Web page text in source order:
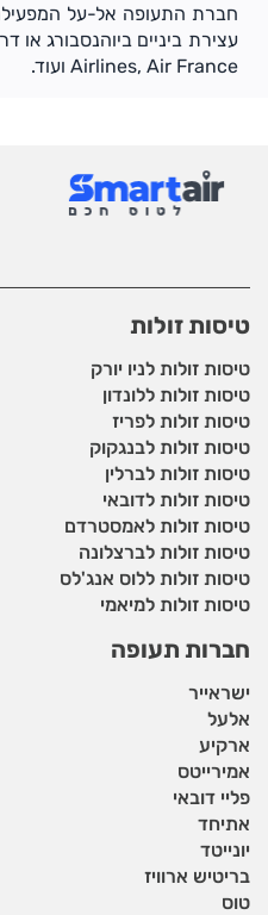
חברת התעופה אל-על
Airlines, Air France ועוד.
טיסות זולות
טיסות זולות לניו יורק
טיסות זולות ללונדון
טיסות זולות לפריז
טיסות זולות לבנגקוק
טיסות זולות לברלין
טיסות זולות לדובאי
טיסות זולות לאמסטרדם
טיסות זולות לברצלונה
טיסות זולות ללוס אנג'לס
טיסות זולות למיאמי
חברות תעופה
ישראייר
אלעל
ארקיע
אמירייטס
פליי דובאי
אתיחד
יונייטד
בריטיש ארוויז
טוס